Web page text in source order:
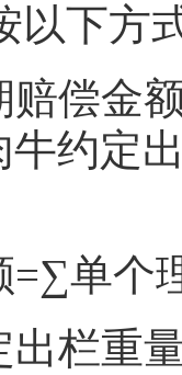
以下方
赔偿金
约定
=∑单个
出栏重